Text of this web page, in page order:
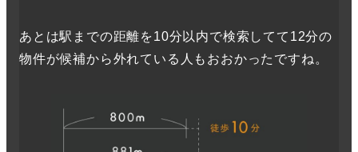
あとは駅までの距離を10分以内で検索してて12分の
物件が候補から外れている人もおおかったですね。